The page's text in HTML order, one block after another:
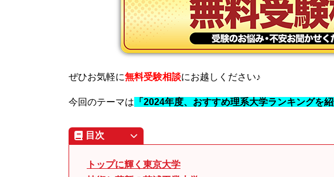
ぜひお気軽に無料受験相談にお越しください♪
今回のテーマは 「2024年度、おすすめ理系大学ランキングを紹
目次
トップに輝く東京大学